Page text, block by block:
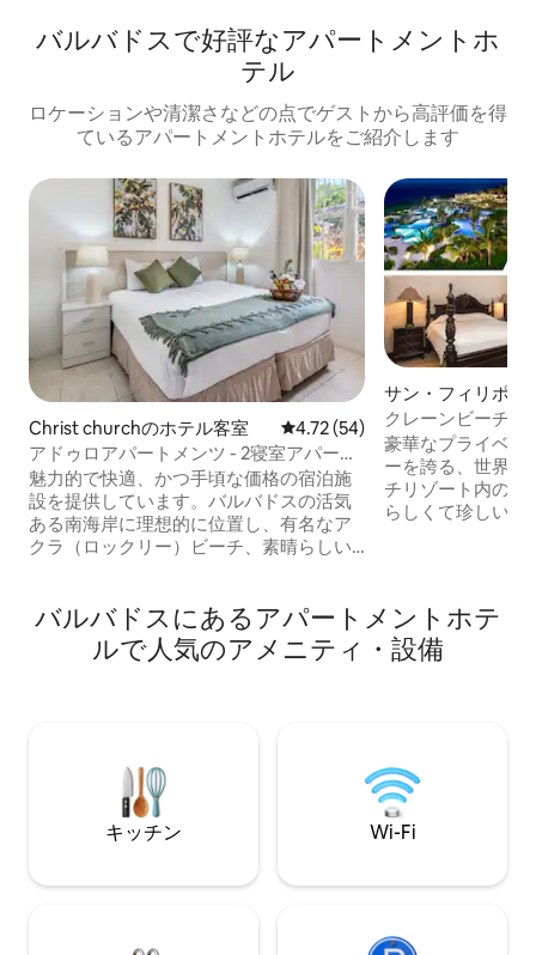
バルバドスで好評なアパートメントホ
テル
ロケーションや清潔さなどの点でゲストから高評価を得
ているアパートメントホテルをご紹介します
Christ churchのホテル客室 レビュー54件、5つ星中4.72つ
4.72 (54)
アドゥロアパートメンツ - 2寝室アパート
メント
魅力的で快適、かつ手頃な価格の宿泊施
設を提供しています。バルバドスの活気
ある南海岸に理想的に位置し、有名なア
クラ（ロックリー）ビーチ、素晴らしい
ンが付いており、アパートのパティオに
面しています。キッチンは完全に設備が
整っており、家庭料理を楽しむことがで
金なしで、週2回のメイドサービスとリネ
ンの交換を提供し、アパートを清潔で快
適に保ちます。敷地内にランドリー設備
もあり、1回5米ドルでご利用いただけま
レンタカー、島のツアー、その他のレク
サン・フィリポの
クレーンビーチリ
ハウスアパート 4
豪華なプライベー
ーを誇る、世界的
チリゾート内の、
らしくて珍しいペ
ての予約は土曜
それ以外の場合
必要があります。 毎日のメイドサービ
ズのマホガニー4
高級ソファベッド
台。 クレーンのウェブサイトで比較をご
確認ください
バルバドスにあるアパートメントホテ
ルで人気のアメニティ・設備
キッチン Wi-Fi